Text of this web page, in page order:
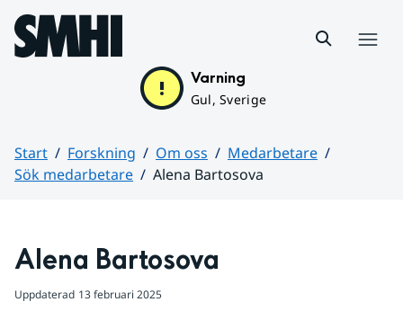
Hoppa till sidans innehåll
Varning
Gul, Sverige
Start Forskning Om oss
Medarbetare
Sök medarbetare
Alena Bartosova
Alena Bartosova
Uppdaterad 13 februari 2025